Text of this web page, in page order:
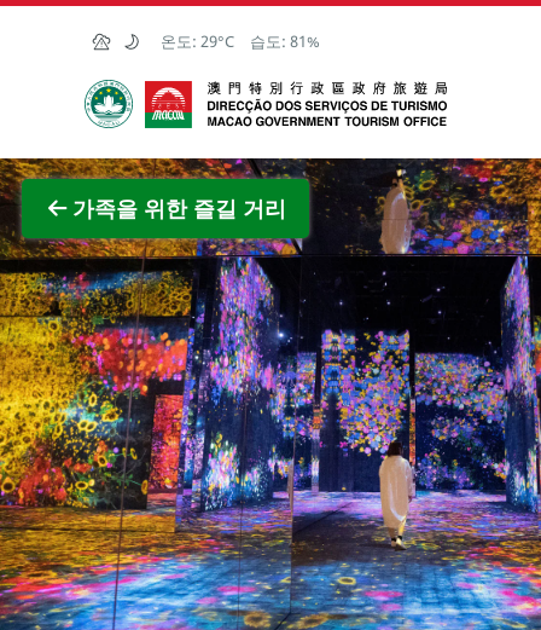
Skip to Main Content
온도: 29°C 습도: 81%
마카오정부관광청
가족을 위한 즐길 거리
전체 이